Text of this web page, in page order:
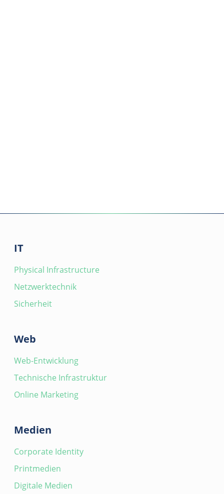
IT
Physical Infrastructure
Netzwerktechnik
Sicherheit
Web
Web-Entwicklung
Technische Infrastruktur
Online Marketing
Medien
Corporate Identity
Printmedien
Digitale Medien